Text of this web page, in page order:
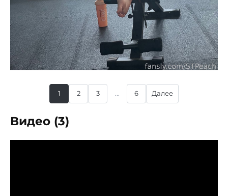
1 2 3 ... 6 Далее
Видео (3)